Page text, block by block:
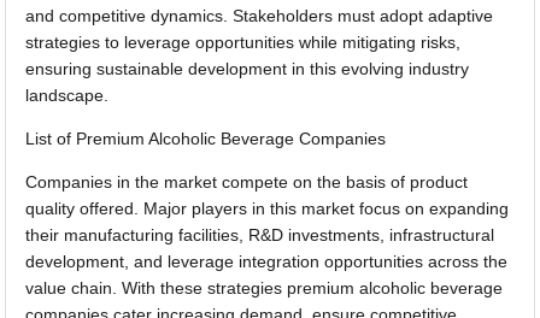
and competitive dynamics. Stakeholders must adopt adaptive
strategies to leverage opportunities while mitigating risks,
ensuring sustainable development in this evolving industry
landscape.
List of Premium Alcoholic Beverage Companies
Companies in the market compete on the basis of product
quality offered. Major players in this market focus on expanding
their manufacturing facilities, R&D investments, infrastructural
development, and leverage integration opportunities across the
value chain. With these strategies premium alcoholic beverage
companies cater increasing demand, ensure competitive